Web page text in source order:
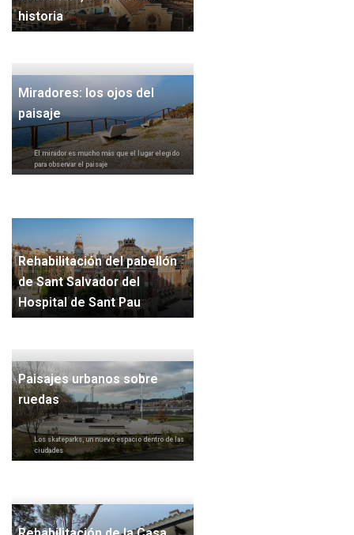
historia
Miradores: los ojos del
paisaje
El mirador es mucho más que el lugar elegido
para observar el paisaje
Rehabilitación del pabellón
de Sant Salvador del
Hospital de Sant Pau
Paisajes urbanos sobre
ruedas
Los skateparks, un nuevo espacio dentro de las
ciudades